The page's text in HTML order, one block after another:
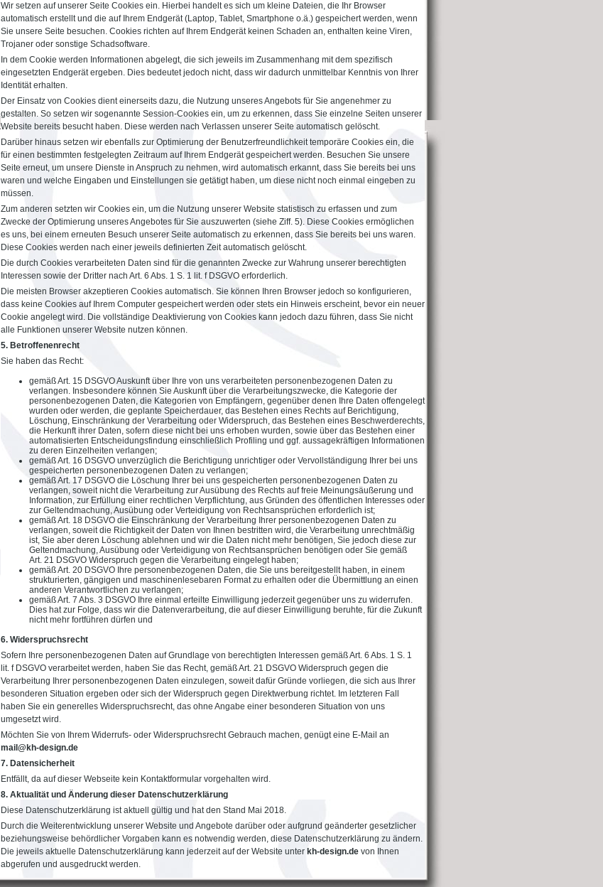
Wir setzen auf unserer Seite Cookies ein. Hierbei handelt es sich um kleine Dateien, die Ihr Browser
automatisch erstellt und die auf Ihrem Endgerät (Laptop, Tablet, Smartphone o.ä.) gespeichert werden, wenn
Sie unsere Seite besuchen. Cookies richten auf Ihrem Endgerät keinen Schaden an, enthalten keine Viren,
Trojaner oder sonstige Schadsoftware.
In dem Cookie werden Informationen abgelegt, die sich jeweils im Zusammenhang mit dem spezifisch
eingesetzten Endgerät ergeben. Dies bedeutet jedoch nicht, dass wir dadurch unmittelbar Kenntnis von Ihrer
Identität erhalten.
Der Einsatz von Cookies dient einerseits dazu, die Nutzung unseres Angebots für Sie angenehmer zu
gestalten. So setzen wir sogenannte Session-Cookies ein, um zu erkennen, dass Sie einzelne Seiten unserer
Website bereits besucht haben. Diese werden nach Verlassen unserer Seite automatisch gelöscht.
Darüber hinaus setzen wir ebenfalls zur Optimierung der Benutzerfreundlichkeit temporäre Cookies ein, die
für einen bestimmten festgelegten Zeitraum auf Ihrem Endgerät gespeichert werden. Besuchen Sie unsere
Seite erneut, um unsere Dienste in Anspruch zu nehmen, wird automatisch erkannt, dass Sie bereits bei uns
waren und welche Eingaben und Einstellungen sie getätigt haben, um diese nicht noch einmal eingeben zu
müssen.
Zum anderen setzten wir Cookies ein, um die Nutzung unserer Website statistisch zu erfassen und zum
Zwecke der Optimierung unseres Angebotes für Sie auszuwerten (siehe Ziff. 5). Diese Cookies ermöglichen
es uns, bei einem erneuten Besuch unserer Seite automatisch zu erkennen, dass Sie bereits bei uns waren.
Diese Cookies werden nach einer jeweils definierten Zeit automatisch gelöscht.
Die durch Cookies verarbeiteten Daten sind für die genannten Zwecke zur Wahrung unserer berechtigten
Interessen sowie der Dritter nach Art. 6 Abs. 1 S. 1 lit. f DSGVO erforderlich.
Die meisten Browser akzeptieren Cookies automatisch. Sie können Ihren Browser jedoch so konfigurieren,
dass keine Cookies auf Ihrem Computer gespeichert werden oder stets ein Hinweis erscheint, bevor ein neuer
Cookie angelegt wird. Die vollständige Deaktivierung von Cookies kann jedoch dazu führen, dass Sie nicht
alle Funktionen unserer Website nutzen können.
5. Betroffenenrecht
Sie haben das Recht:
gemäß Art. 15 DSGVO Auskunft über Ihre von uns verarbeiteten personenbezogenen Daten zu
verlangen. Insbesondere können Sie Auskunft über die Verarbeitungszwecke, die Kategorie der
personenbezogenen Daten, die Kategorien von Empfängern, gegenüber denen Ihre Daten offengelegt
wurden oder werden, die geplante Speicherdauer, das Bestehen eines Rechts auf Berichtigung,
Löschung, Einschränkung der Verarbeitung oder Widerspruch, das Bestehen eines Beschwerderechts,
die Herkunft ihrer Daten, sofern diese nicht bei uns erhoben wurden, sowie über das Bestehen einer
automatisierten Entscheidungsfindung einschließlich Profiling und ggf. aussagekräftigen Informationen
zu deren Einzelheiten verlangen;
gemäß Art. 16 DSGVO unverzüglich die Berichtigung unrichtiger oder Vervollständigung Ihrer bei uns
gespeicherten personenbezogenen Daten zu verlangen;
gemäß Art. 17 DSGVO die Löschung Ihrer bei uns gespeicherten personenbezogenen Daten zu
verlangen, soweit nicht die Verarbeitung zur Ausübung des Rechts auf freie Meinungsäußerung und
Information, zur Erfüllung einer rechtlichen Verpflichtung, aus Gründen des öffentlichen Interesses oder
zur Geltendmachung, Ausübung oder Verteidigung von Rechtsansprüchen erforderlich ist;
gemäß Art. 18 DSGVO die Einschränkung der Verarbeitung Ihrer personenbezogenen Daten zu
verlangen, soweit die Richtigkeit der Daten von Ihnen bestritten wird, die Verarbeitung unrechtmäßig
ist, Sie aber deren Löschung ablehnen und wir die Daten nicht mehr benötigen, Sie jedoch diese zur
Geltendmachung, Ausübung oder Verteidigung von Rechtsansprüchen benötigen oder Sie gemäß
Art. 21 DSGVO Widerspruch gegen die Verarbeitung eingelegt haben;
gemäß Art. 20 DSGVO Ihre personenbezogenen Daten, die Sie uns bereitgestellt haben, in einem
strukturierten, gängigen und maschinenlesebaren Format zu erhalten oder die Übermittlung an einen
anderen Verantwortlichen zu verlangen;
gemäß Art. 7 Abs. 3 DSGVO Ihre einmal erteilte Einwilligung jederzeit gegenüber uns zu widerrufen.
Dies hat zur Folge, dass wir die Datenverarbeitung, die auf dieser Einwilligung beruhte, für die Zukunft
nicht mehr fortführen dürfen und
6. Widerspruchsrecht
Sofern Ihre personenbezogenen Daten auf Grundlage von berechtigten Interessen gemäß Art. 6 Abs. 1 S. 1
lit. f DSGVO verarbeitet werden, haben Sie das Recht, gemäß Art. 21 DSGVO Widerspruch gegen die
Verarbeitung Ihrer personenbezogenen Daten einzulegen, soweit dafür Gründe vorliegen, die sich aus Ihrer
besonderen Situation ergeben oder sich der Widerspruch gegen Direktwerbung richtet. Im letzteren Fall
haben Sie ein generelles Widerspruchsrecht, das ohne Angabe einer besonderen Situation von uns
umgesetzt wird.
Möchten Sie von Ihrem Widerrufs- oder Widerspruchsrecht Gebrauch machen, genügt eine E-Mail an
mail@kh-design.de
7. Datensicherheit
Entfällt, da auf dieser Webseite kein Kontaktformular vorgehalten wird.
8. Aktualität und Änderung dieser Datenschutzerklärung
Diese Datenschutzerklärung ist aktuell gültig und hat den Stand Mai 2018.
Durch die Weiterentwicklung unserer Website und Angebote darüber oder aufgrund geänderter gesetzlicher
beziehungsweise behördlicher Vorgaben kann es notwendig werden, diese Datenschutzerklärung zu ändern.
Die jeweils aktuelle Datenschutzerklärung kann jederzeit auf der Website unter kh-design.de von Ihnen
abgerufen und ausgedruckt werden.